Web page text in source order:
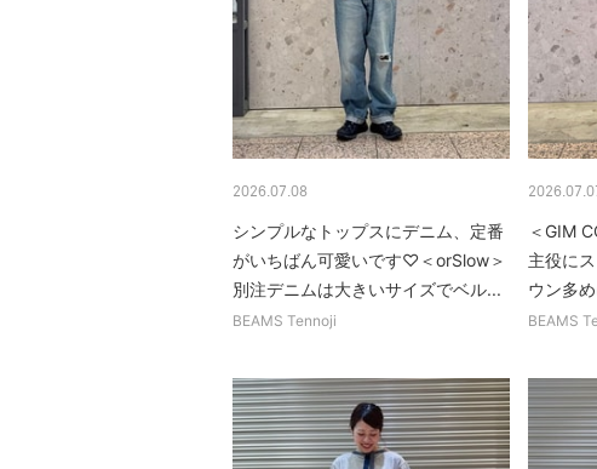
2026.07.08
シンプルなトップスにデニム、定番
がいちばん可愛いです♡＜orSlow＞
別注デニムは大きいサイズでベル...
BEAMS Tennoji
＜GIM
主役に
ウン多
BEAMS